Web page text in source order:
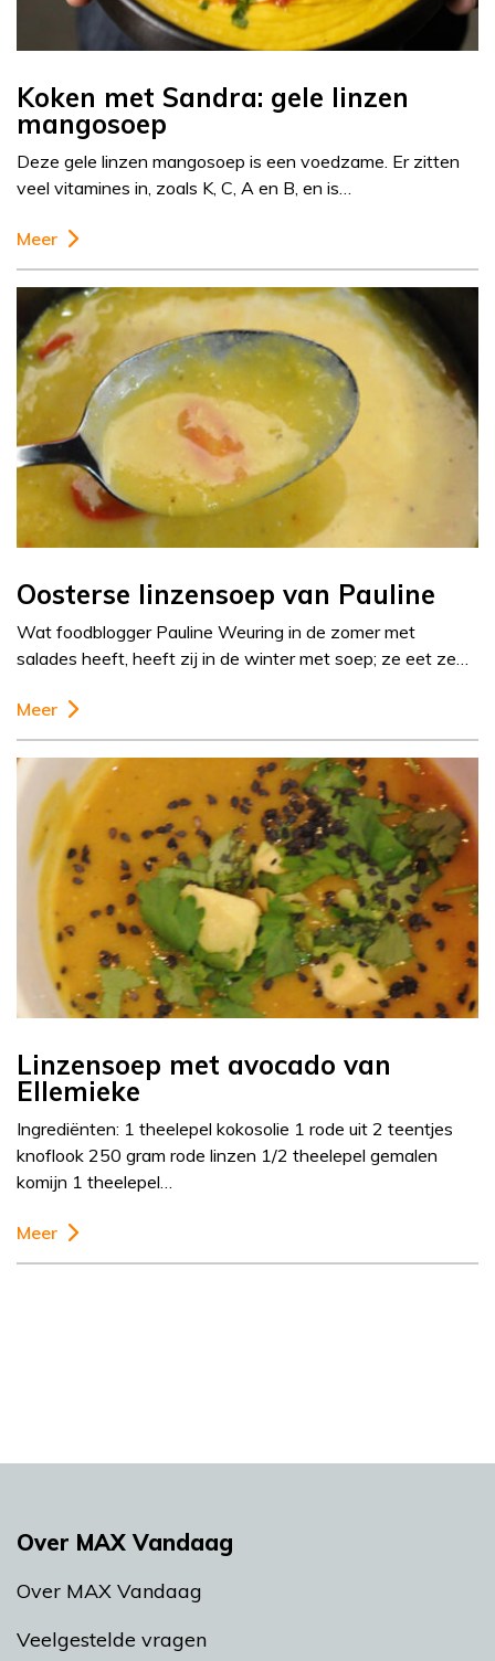
Koken met Sandra: gele linzen
mangosoep
Deze gele linzen mangosoep is een voedzame. Er zitten
veel vitamines in, zoals K, C, A en B, en is…
Meer
Oosterse linzensoep van Pauline
Wat foodblogger Pauline Weuring in de zomer met
salades heeft, heeft zij in de winter met soep; ze eet ze…
Meer
Linzensoep met avocado van
Ellemieke
Ingrediënten: 1 theelepel kokosolie 1 rode uit 2 teentjes
knoflook 250 gram rode linzen 1/2 theelepel gemalen
komijn 1 theelepel…
Meer
Over MAX Vandaag
Over MAX Vandaag
Veelgestelde vragen